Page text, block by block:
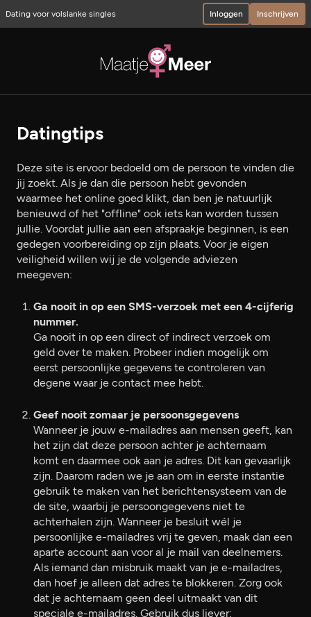
Dating voor volslanke singles Inloggen Inschrijven
Datingtips
Deze site is ervoor bedoeld om de persoon te vinden die
jij zoekt. Als je dan die persoon hebt gevonden
waarmee het online goed klikt, dan ben je natuurlijk
benieuwd of het "offline" ook iets kan worden tussen
jullie. Voordat jullie aan een afspraakje beginnen, is een
gedegen voorbereiding op zijn plaats. Voor je eigen
veiligheid willen wij je de volgende adviezen
meegeven:
Ga nooit in op een SMS-verzoek met een 4-cijferig
nummer.
Ga nooit in op een direct of indirect verzoek om
geld over te maken. Probeer indien mogelijk om
eerst persoonlijke gegevens te controleren van
degene waar je contact mee hebt.
Geef nooit zomaar je persoonsgegevens
Wanneer je jouw e-mailadres aan mensen geeft, kan
het zijn dat deze persoon achter je achternaam
komt en daarmee ook aan je adres. Dit kan gevaarlijk
zijn. Daarom raden we je aan om in eerste instantie
gebruik te maken van het berichtensysteem van de
de site, waarbij je persoongegevens niet te
achterhalen zijn. Wanneer je besluit wél je
persoonlijke e-mailadres vrij te geven, maak dan een
aparte account aan voor al je mail van deelnemers.
Als iemand dan misbruik maakt van je e-mailadres,
dan hoef je alleen dat adres te blokkeren. Zorg ook
dat je achternaam geen deel uitmaakt van dit
speciale e-mailadres. Gebruik dus liever: